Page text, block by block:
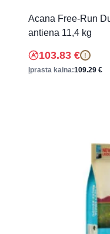
Acana Free-Run
antiena 11,4 kg
103.83 € !
Įprasta kaina:109.29 €